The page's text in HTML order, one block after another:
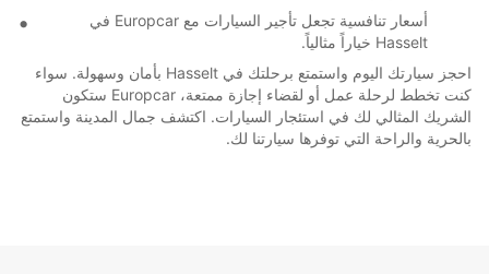
أسعار تنافسية تجعل تأجير السيارات مع Europcar في
Hasselt خياراً مثالياً.
احجز سيارتك اليوم واستمتع برحلتك في Hasselt بأمان وسهولة. سواء
كنت تخطط لرحلة عمل أو لقضاء إجازة ممتعة، Europcar ستكون
الشريك المثالي لك في استئجار السيارات. اكتشف جمال المدينة واستمتع
بالحرية والراحة التي توفرها سيارتنا لك.